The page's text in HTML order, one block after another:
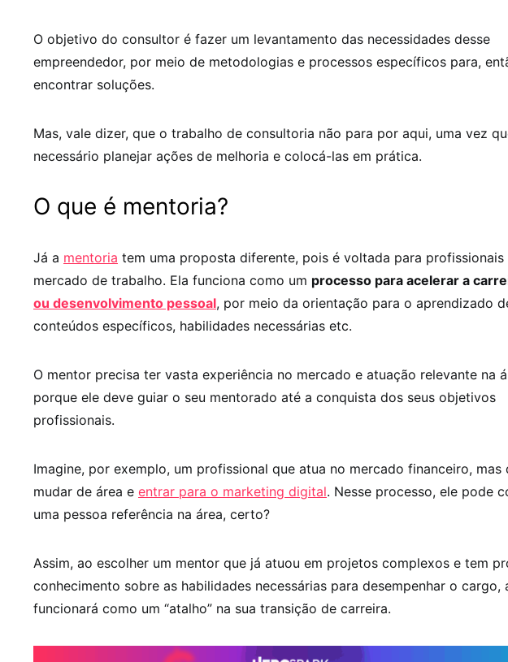
O objetivo do consultor é fazer um levantamento das necessidades desse
empreendedor, por meio de metodologias e processos específicos para,
encontrar soluções.
Mas, vale dizer, que o trabalho de consultoria não para por aqui, uma vez
necessário planejar ações de melhoria e colocá-las em prática.
O que é mentoria?
Já a mentoria tem uma proposta diferente, pois é voltada para profissionais
mercado de trabalho. Ela funciona como um processo para acelerar a
ou desenvolvimento pessoal, por meio da orientação para o aprendizado
conteúdos específicos, habilidades necessárias etc.
O mentor precisa ter vasta experiência no mercado e atuação relevante na
porque ele deve guiar o seu mentorado até a conquista dos seus objetivos
profissionais.
Imagine, por exemplo, um profissional que atua no mercado financeiro, mas
mudar de área e entrar para o marketing digital. Nesse processo, ele pode
uma pessoa referência na área, certo?
Assim, ao escolher um mentor que já atuou em projetos complexos e tem
conhecimento sobre as habilidades necessárias para desempenhar o cargo,
funcionará como um “atalho” na sua transição de carreira.